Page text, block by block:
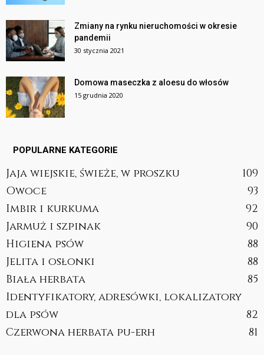
Zmiany na rynku nieruchomości w okresie
pandemii
30 stycznia 2021
Domowa maseczka z aloesu do włosów
15 grudnia 2020
POPULARNE KATEGORIE
Jaja wiejskie, świeże, w proszku
109
Owoce
93
Imbir i kurkuma
92
Jarmuż i szpinak
90
Higiena psów
88
Jelita i osłonki
88
Biała herbata
85
Identyfikatory, adresówki, lokalizatory
dla psów
82
Czerwona herbata pu-erh
81